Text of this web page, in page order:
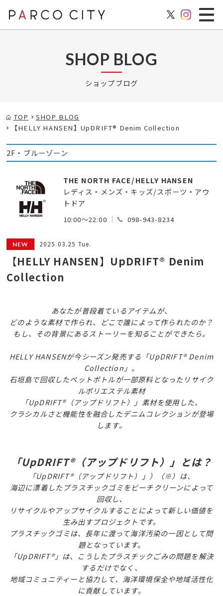
SHOP BLOG
ショップブログ
TOP
SHOP BLOG
【HELLY HANSEN】UpDRIFT® Denim Collection
2F・ブルーゾーン
THE NORTH FACE/HELLY HANSEN
レディス・メンズ・キッズ/スポーツ・アウ
トドア
10:00～22:00 098-943-8234
2025.03.25 Tue.
【HELLY HANSEN】UpDRIFT® Denim
Collection
あなたが普段着ているアイテムが、
どのような素材で作られ、どこで誰によって作られたのか？
もし、その背景にあるストーリーを知ることができたら。
HELLY HANSENが今シーズン発売する「UpDRIFT® Denim
Collection」。
石垣島で回収したペットボトルが一部原料となったリサイク
ルポリエステル素材
「UpDRIFT®（アップドリフト）」素材を使用した、
クラシカルさと機能性を融合したデニムコレクションが登場
します。
「UpDRIFT®（アップドリフト）」とは？
「UpDRIFT®（アップドリフト）」）（※）は、
海辺に漂着したプラスチックゴミをビーチクリーンによって
回収し、
リサイクルやアップサイクルすることによって新しい価値を
生み出すプロジェクトです。
プラスチックゴミは、長年に渡って海洋汚染の一因として問
題となっています。
「UpDRIFT®」は、こうしたプラスチックごみの問題を解決
するだけでなく、
地域コミュニティーと協力して、海洋環境保全や地域活性化
に貢献しています。